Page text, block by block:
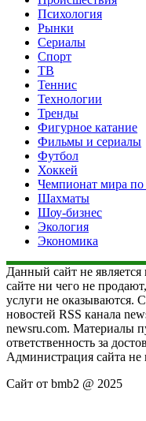
Психология
Рынки
Сериалы
Спорт
ТВ
Теннис
Технологии
Тренды
Фигурное катание
Фильмы и сериалы
Футбол
Хоккей
Чемпионат мира по
Шахматы
Шоу-бизнес
Экология
Экономика
Данный сайт не
сайте ни чего не
услуги не оказываются.
новостей RSS канала
newsru.com. Материалы
ответственность за
Администрация сайта не
Сайт от bmb2 @ 2025